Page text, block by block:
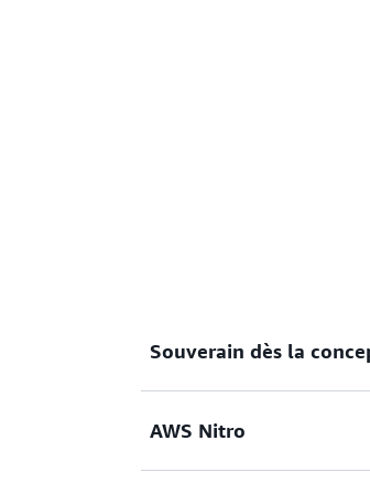
Souverain dès la
Depuis le début, notre
AWS Nitro